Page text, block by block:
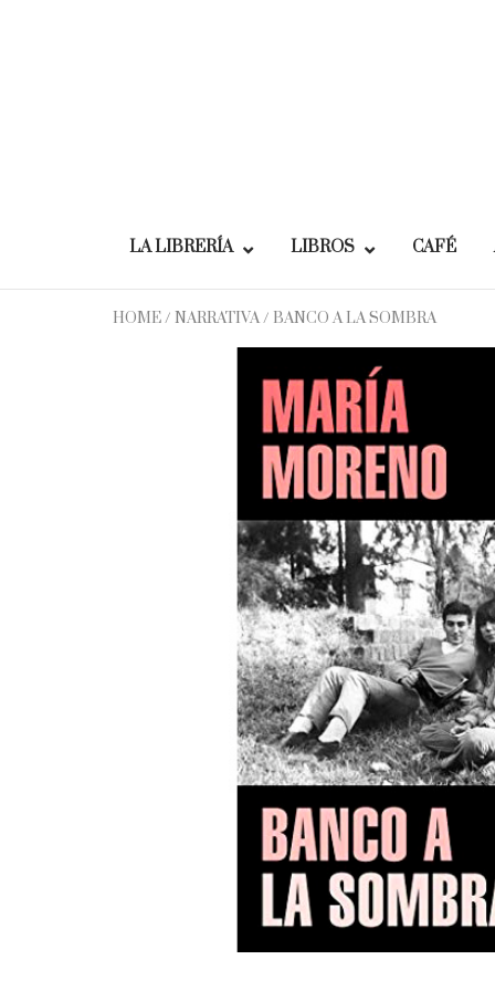
LA LIBRERÍA LIBROS CAFÉ
HOME/ NARRATIVA/ BANCO A LA SOMBRA